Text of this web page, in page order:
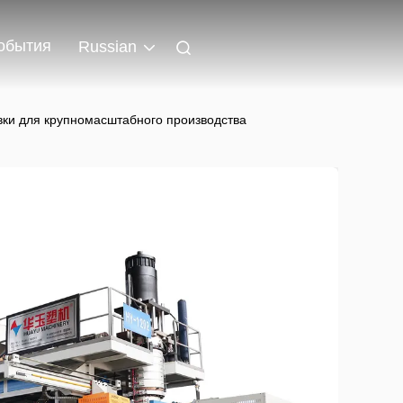
Russian
для крупномасштабного производства